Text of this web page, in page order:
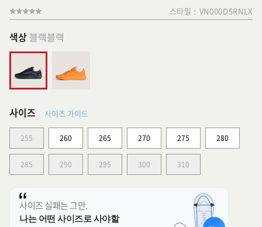
스타일 : VN000D5RNLX
색상 블랙블랙
사이즈 사이즈 가이드
255 260 265 270 275 280
285 290 295 300 310
사이즈 실패는 그만.
나는 어떤 사이즈로 사야할